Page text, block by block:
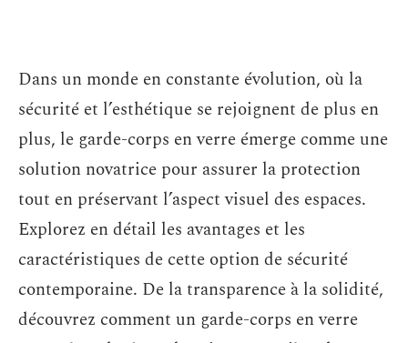
Dans un monde en constante évolution, où la
sécurité et l’esthétique se rejoignent de plus en
plus, le garde-corps en verre émerge comme une
solution novatrice pour assurer la protection
tout en préservant l’aspect visuel des espaces.
Explorez en détail les avantages et les
caractéristiques de cette option de sécurité
contemporaine. De la transparence à la solidité,
découvrez comment un garde-corps en verre